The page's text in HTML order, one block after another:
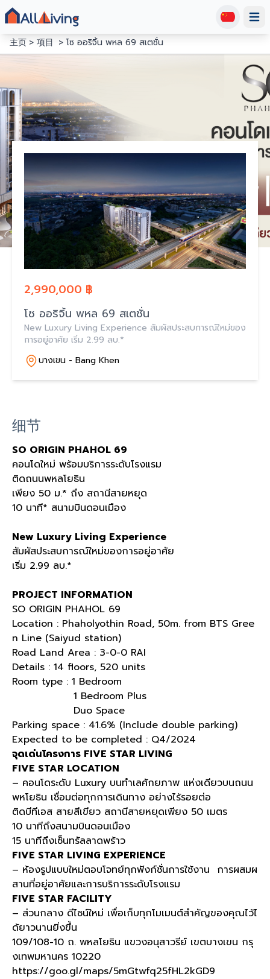
主页
项目 โซ ออริจิ้น พหล 69 สเตชั่น
2,990,000 ฿
โซ ออริจิ้น พหล 69 สเตชั่น
New Luxury Living Experience สัมผัสประสบการณ์ใหม่ของ
การอยู่อาศัย เริ่ม 2.99 ลบ.*
บางเขน - Bang Khen
细节
SO ORIGIN PHAHOL 69
คอนโดใหม่ พร้อมบริการระดับโรงแรม
ติดถนนพหลโยธิน
เพียง 50 ม.* ถึง สถานีสายหยุด
10 นาที* สนามบินดอนเมือง
New Luxury Living Experience
สัมผัสประสบการณ์ใหม่ของการอยู่อาศัย
เริ่ม 2.99 ลบ.*
PROJECT INFORMATION
SO ORIGIN PHAHOL 69
Location : Phaholyothin Road, 50m. from BTS Gree
n Line (Saiyud station)
Road Land Area : 3-0-0 RAI
Details : 14 floors, 520 units
Room type : 1 Bedroom
1 Bedroom Plus
Duo Space
Parking space : 41.6% (Include double parking)
Expected to be completed : Q4/2024
จุดเด่นโครงการ FIVE STAR LIVING
FIVE STAR LOCATION
– คอนโดระดับ Luxury บนทำเลศักยภาพ แห่งเดียวบนถนน
พหโยธิน เชื่อมต่อทุกการเดินทาง อย่างไร้รอยต่อ
ติดบีทีเอส สายสีเขียว สถานีสายหยุดเพียง 50 เมตร
10 นาทีถึงสนามบินดอนเมือง
15 นาทีถึงเซ็นทรัลลาดพร้าว
FIVE STAR LIVING EXPERIENCE
– ห้องรูปแบบใหม่ตอบโจทย์ทุกฟังก์ชั่นการใช้งาน การผสมผ
สานที่อยู่อาศัยและการบริการระดับโรงแรม
FIVE STAR FACILITY
– ส่วนกลาง ดีไซน์ใหม่ เพื่อเก็บทุกโมเมนต์สำคัญของคุณไว้ไ
ด้ยาวนานยิ่งขึ้น
109/108-10 ถ. พหลโยธิน แขวงอนุสาวรีย์ เขตบางเขน กรุ
งเทพมหานคร 10220
https://goo.gl/maps/5mGtwfq25fHL2kGD9